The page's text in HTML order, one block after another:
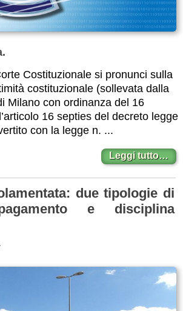
Costituzionale si pronunci sulla
costituzionale (sollevata dalla
Milano con ordinanza del 16
16 septies del decreto legge
con la legge n. ...
Leggi tutto…
due tipologie di
e disciplina